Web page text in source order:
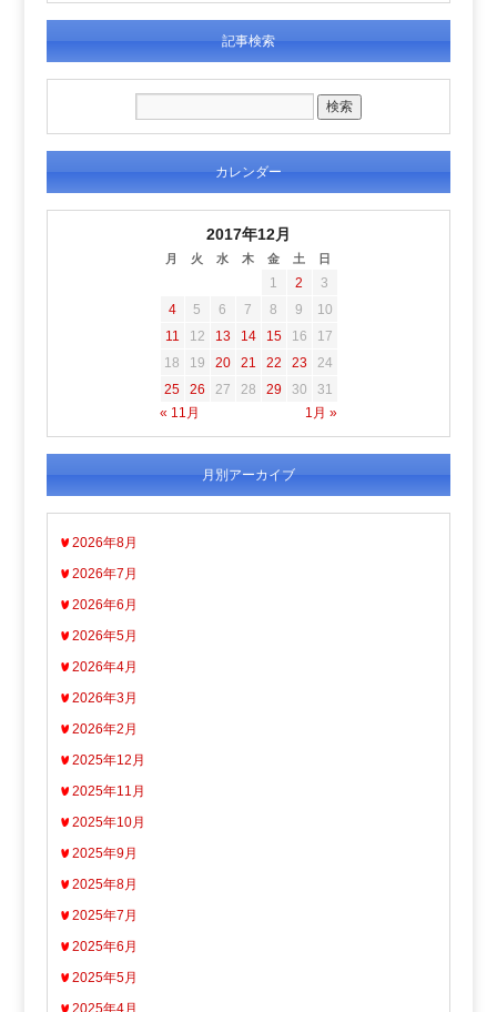
記事検索
カレンダー
2017年12月
月 火 水 木 金 土 日
« 11月 1月 »
1 2
3
4
5 6 7 8 9
10
11
12 13 14 15 16
17
18
19 20 21 22 23
24
25
26 27 28 29 30 31
月別アーカイブ
2026年8月
2026年7月
2026年6月
2026年5月
2026年4月
2026年3月
2026年2月
2025年12月
2025年11月
2025年10月
2025年9月
2025年8月
2025年7月
2025年6月
2025年5月
2025年4月